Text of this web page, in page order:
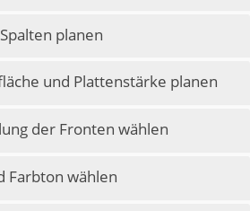
planen
und Plattenstärke planen
der Fronten wählen
Farbton wählen